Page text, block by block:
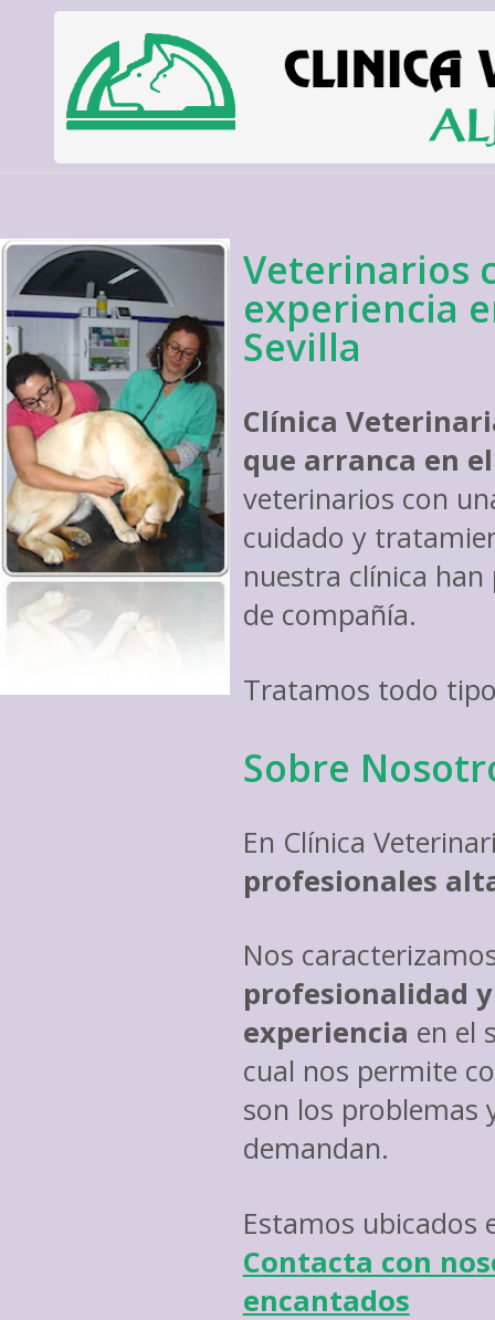
Veterinarios
experiencia
Sevilla
Clínica
que arranca en
veterinarios con
cuidado y
nuestra clínica
de compañía.
Tratamos todo
Sobre
​En Clínica
profesionales
Nos
profesionalidad
experiencia en el
cual nos permite
son los problemas
demandan.
Estamos ubicados
Contacta con
encantados